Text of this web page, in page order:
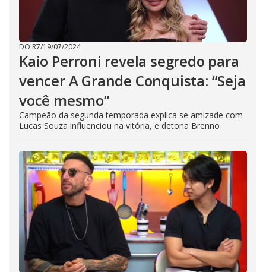
DO R7/19/07/2024
Kaio Perroni revela segredo para
vencer A Grande Conquista: “Seja
você mesmo”
Campeão da segunda temporada explica se amizade com
Lucas Souza influenciou na vitória, e detona Brenno